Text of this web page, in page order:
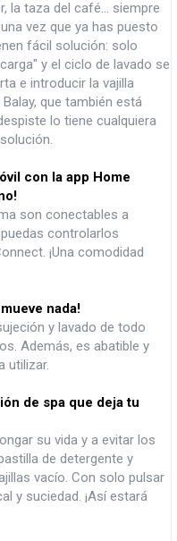
la taza del café... siempre
vez que ya has puesto
fácil solución: solo
y el ciclo de lavado se
e introducir la vajilla
que también está
lo tiene cualquiera
con la app Home
son conectables a
controlarlos
¡Una comodidad
nada!
y lavado de todo
Además, es abatible y
utilizar.
de spa que deja tu
su vida y a evitar los
de detergente y
vacío. Con solo pulsar
y suciedad. ¡Así estará